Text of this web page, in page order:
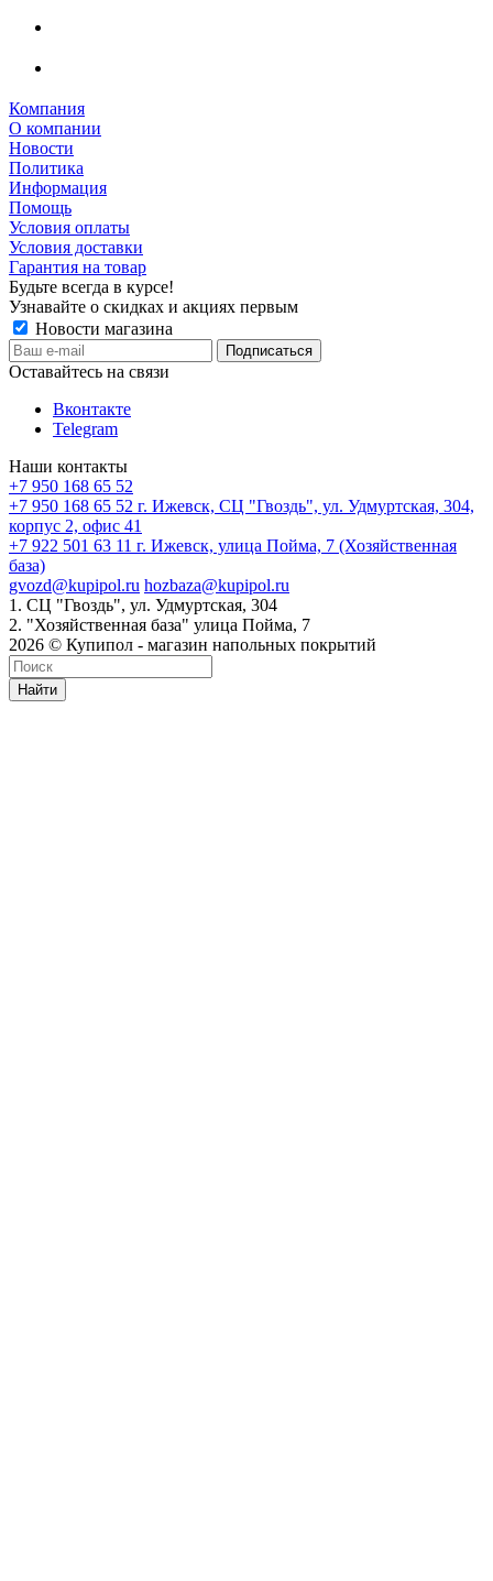
Компания
О компании
Новости
Политика
Информация
Помощь
Условия оплаты
Условия доставки
Гарантия на товар
Будьте всегда в курсе!
Узнавайте о скидках и акциях первым
Новости магазина
Оставайтесь на связи
Вконтакте
Telegram
Наши контакты
+7 950 168 65 52
+7 950 168 65 52 г. Ижевск, СЦ "Гвоздь", ул. Удмуртская, 304,
корпус 2, офис 41
+7 922 501 63 11 г. Ижевск, улица Пойма, 7 (Хозяйственная
база)
gvozd@kupipol.ru hozbaza@kupipol.ru
1. СЦ "Гвоздь", ул. Удмуртская, 304
2. "Хозяйственная база" улица Пойма, 7
2026 © Купипол - магазин напольных покрытий
Найти